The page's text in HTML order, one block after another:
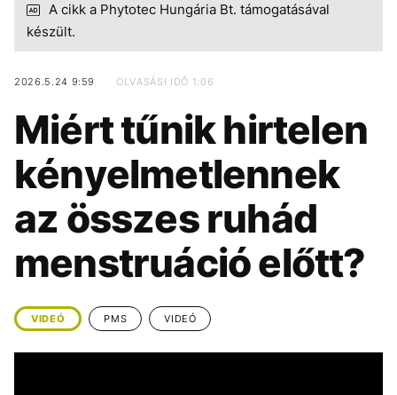
KATEGÓRIÁK
ZENE DIVAT
FILM + SOROZAT TECH-TUDOMÁNY
SPORT TÁRSADALOM
KÖZÉLET UTAZÁS
ÉLETMÓD DESIGN
BESZÉLGETÉSEK ARCOK
VIDEÓ TÖRTÉNETEK
GASZTRO
TÉMÁK
FIDESZ SZIGET FESZTIVÁL
SEBESTYÉN BALÁZS NYÁR
CHRISTOPHER
NOLAN
PARLAMENT
A cikk a Phytotec Hungária Bt. támogatásával
készült.
2026.5.24 9:59 OLVASÁSI IDŐ 1:06
Miért tűnik hirtelen
kényelmetlennek
az összes ruhád
menstruáció előtt?
VIDEÓ PMS VIDEÓ